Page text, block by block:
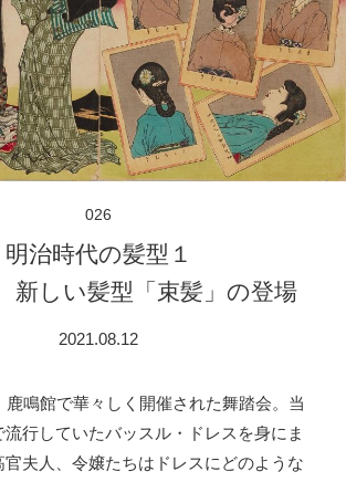
026
明治時代の髪型１
新しい髪型「束髪」の登場
2021.08.12
鹿鳴館で華々しく開催された舞踏会。当
行していたバッスル・ドレスを身にま
官夫人、令嬢たちはドレスにどのような